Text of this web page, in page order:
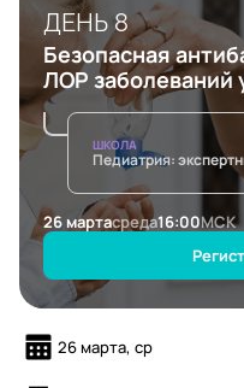
ДЕНЬ 8
Безопасная
ЛОР заболеваний
ШКОЛА
Педиатрия:
26 мартасреда16:00МСК
26 марта, ср